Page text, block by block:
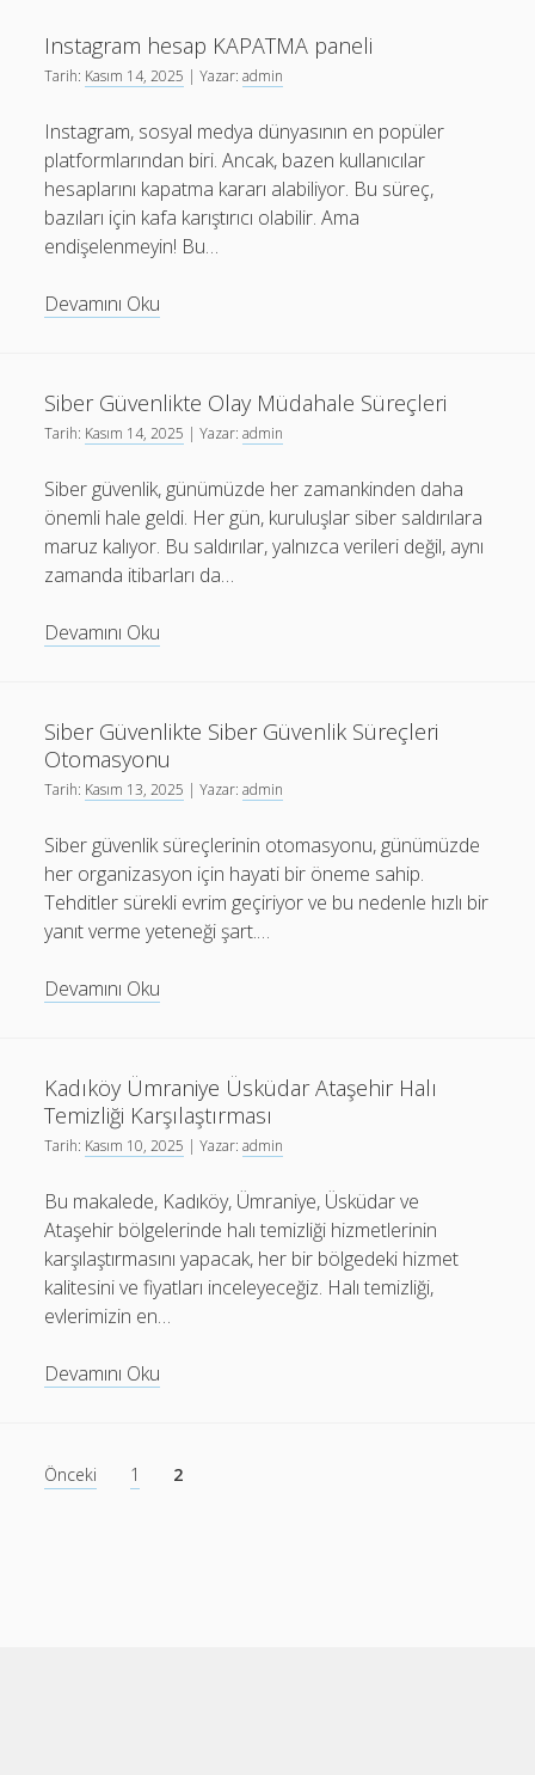
Hamur
Nasıl
Instagram hesap KAPATMA paneli
Tarih: Kasım 14, 2025 | Yazar:admin
Instagram, sosyal medya dünyasının en popüler
platformlarından biri. Ancak, bazen kullanıcılar
hesaplarını kapatma kararı alabiliyor. Bu süreç,
bazıları için kafa karıştırıcı olabilir. Ama
endişelenmeyin! Bu…
Devamını Oku
paneli
Siber Güvenlikte Olay Müdahale Süreçleri
Tarih: Kasım 14, 2025 | Yazar:admin
Siber güvenlik, günümüzde her zamankinden daha
önemli hale geldi. Her gün, kuruluşlar siber saldırılara
maruz kalıyor. Bu saldırılar, yalnızca verileri değil, aynı
zamanda itibarları da…
Devamını Oku
Müdahale
Süreçleri
Siber Güvenlikte Siber Güvenlik Süreçleri
Otomasyonu
Tarih: Kasım 13, 2025 | Yazar:admin
Siber güvenlik süreçlerinin otomasyonu, günümüzde
her organizasyon için hayati bir öneme sahip.
Tehditler sürekli evrim geçiriyor ve bu nedenle hızlı bir
yanıt verme yeteneği şart.…
Devamını Oku
Süreçleri
Otomasyonu
Kadıköy Ümraniye Üsküdar Ataşehir Halı
Temizliği Karşılaştırması
Tarih: Kasım 10, 2025 | Yazar:admin
Bu makalede, Kadıköy, Ümraniye, Üsküdar ve
Ataşehir bölgelerinde halı temizliği hizmetlerinin
karşılaştırmasını yapacak, her bir bölgedeki hizmet
kalitesini ve fiyatları inceleyeceğiz. Halı temizliği,
evlerimizin en…
Devamını Oku
Halı
Yazı
sayfalaması
Önceki 1 2